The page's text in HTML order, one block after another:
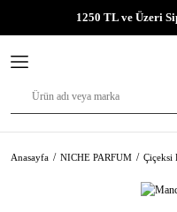
1250 TL ve Üzeri
Anasayfa NICHE PARFUM Çiçeksi